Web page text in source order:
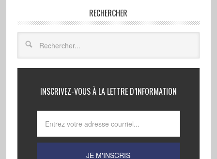
RECHERCHER
INSCRIVEZ-VOUS À LA LETTRE D’INFORMATION